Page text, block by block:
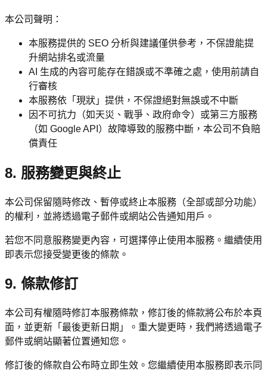
本公司聲明：
本服務提供的 SEO 分析與建議僅供參考，不保證能提
升網站排名或流量
AI 生成的內容可能存在錯誤或不準確之處，使用前請自
行審核
本服務依「現狀」提供，不保證絕對無誤或不中斷
因不可抗力（如天災、戰爭、政府命令）或第三方服務
（如 Google API）故障導致的服務中斷，本公司不負賠
償責任
8. 服務變更與終止
本公司保留隨時修改、暫停或終止本服務（全部或部分功能）
的權利，並將透過電子郵件或網站公告通知用戶。
若您不同意服務變更內容，可選擇停止使用本服務。繼續使用
即表示您接受變更後的條款。
9. 條款修訂
本公司有權隨時修訂本服務條款，修訂後的條款將公布於本頁
面，並更新「最後更新日期」。重大變更時，我們將透過電子
郵件或網站顯著位置通知您。
修訂後的條款自公布時立即生效。您繼續使用本服務即表示同